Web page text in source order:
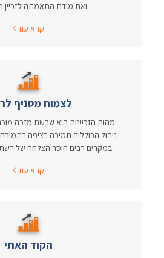
ואת מידת התאמתה לזכיין
קרא עוד
לצמוח מסניף
מהות הזכיינות היא שרשת מזכה
ניהול הכוללים תמיכה רציפה
במקרים רבים חוסר הצלחה של
קרא עוד
הקוד האתי